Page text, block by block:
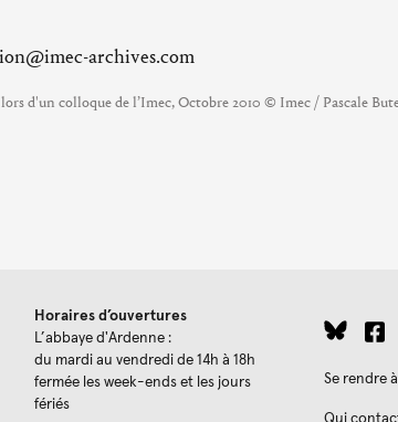
archives.com
d'un colloque de l’Imec, Octobre 2010 © Imec / Pascale
Horaires d’ouvertures
L’abbaye d'Ardenne :
du mardi au vendredi de 14h à 18h
fermée les week-ends et les jours
fériés
Se rendre
Qui